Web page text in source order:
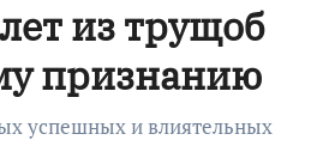
из трущоб
признанию
успешных и влиятельных